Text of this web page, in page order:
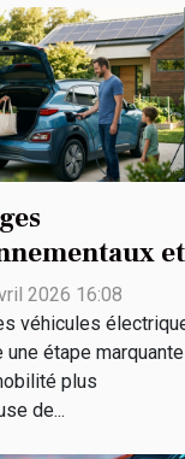
et
des
électriques
2026 16:08
véhicules
une étape marquante
plus
de...